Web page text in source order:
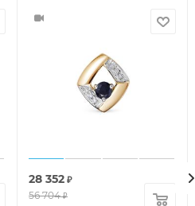
28 352 ₽
56 704₽